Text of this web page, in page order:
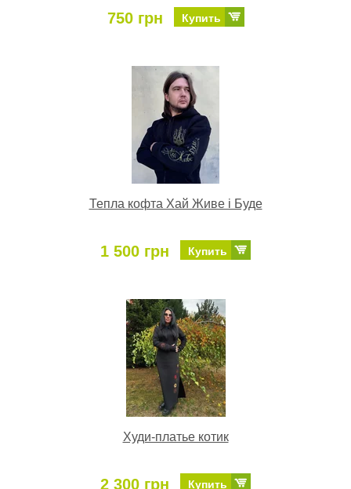
750 грн Купить
Тепла кофта Хай Живе і Буде
1 500 грн Купить
Худи-платье котик
2 300 грн Купить